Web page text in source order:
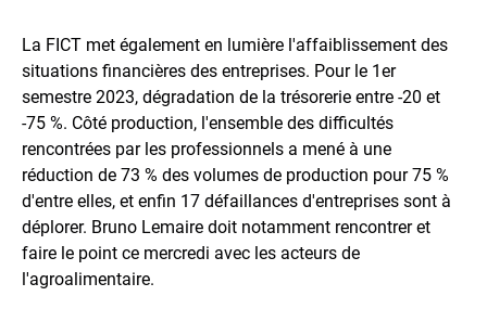
La FICT met également en lumière l'affaiblissement des
situations financières des entreprises. Pour le 1er
semestre 2023, dégradation de la trésorerie entre -20 et
-75 %. Côté production, l'ensemble des difficultés
rencontrées par les professionnels a mené à une
réduction de 73 % des volumes de production pour 75 %
d'entre elles, et enfin 17 défaillances d'entreprises sont à
déplorer. Bruno Lemaire doit notamment rencontrer et
faire le point ce mercredi avec les acteurs de
l'agroalimentaire.